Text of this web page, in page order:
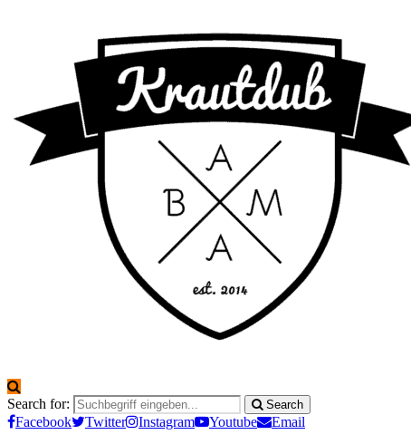
Search for: Search
Facebook Twitter Instagram Youtube
Email